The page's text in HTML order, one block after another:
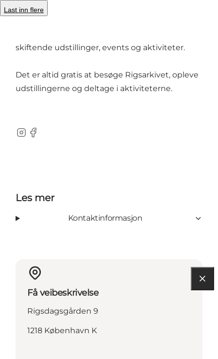
Last inn flere
skiftende udstillinger, events og aktiviteter.
Det er altid gratis at besøge Rigsarkivet, opleve
udstillingerne og deltage i aktiviteterne.
Instagram
Facebook
Les mer
Kontaktinformasjon
Få veibeskrivelse
Rigsdagsgården 9
1218 København K